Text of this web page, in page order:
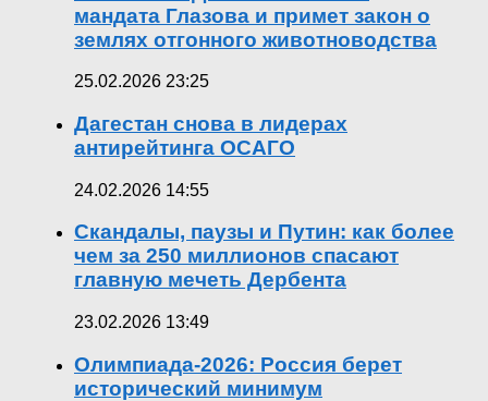
мандата Глазова и примет закон о
землях отгонного животноводства
25.02.2026 23:25
Дагестан снова в лидерах
антирейтинга ОСАГО
24.02.2026 14:55
Скандалы, паузы и Путин: как более
чем за 250 миллионов спасают
главную мечеть Дербента
23.02.2026 13:49
Олимпиада-2026: Россия берет
исторический минимум